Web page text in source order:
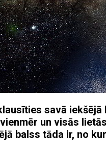
savā
un visās
balss tāda ir, no